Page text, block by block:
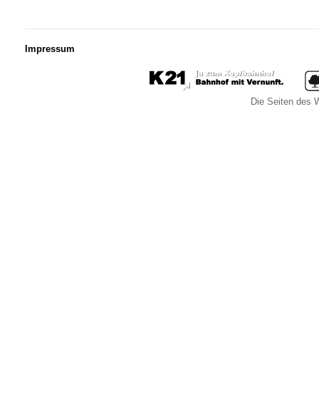
Impressum
Die Seiten des